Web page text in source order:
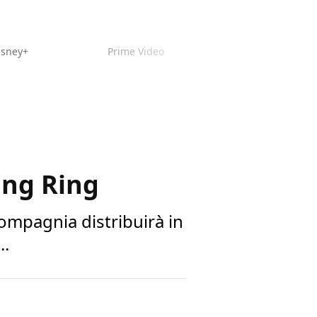
Prime Video
Ring
distribuirà in